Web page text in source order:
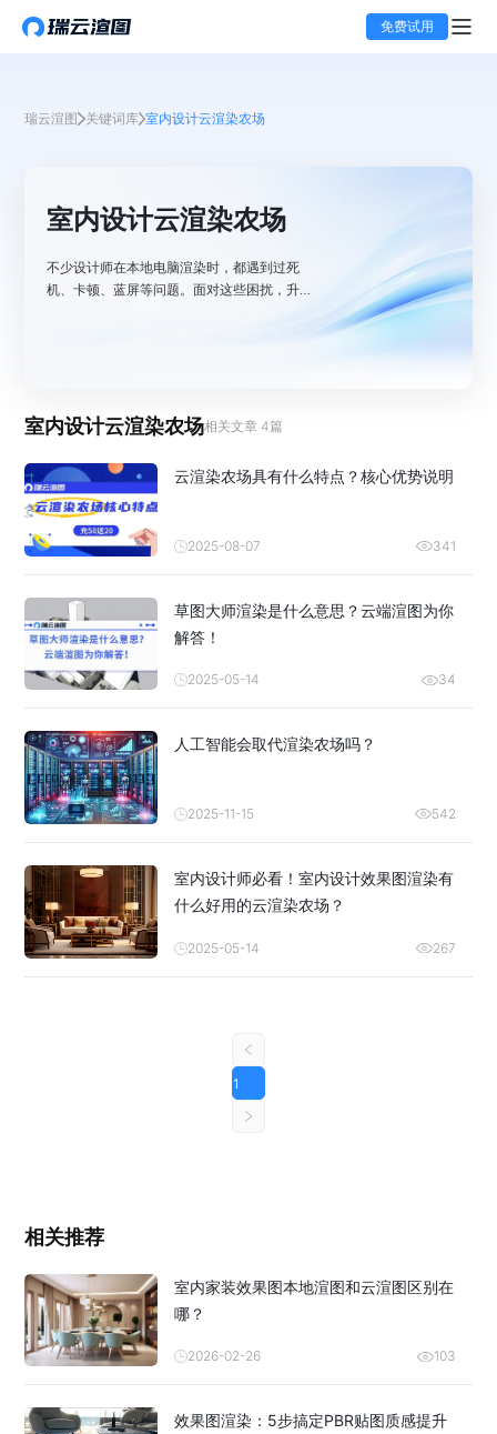
免费试用
瑞云渲图 关键词库 室内设计云渲染农场
室内设计云渲染农场
不少设计师在本地电脑渲染时，都遇到过死
机、卡顿、蓝屏等问题。面对这些困扰，升级
帮助。
室内设计云渲染农场相关文章 4篇
云渲染农场具有什么特点？核心优势说明
2025-08-07 341
草图大师渲染是什么意思？云端渲图为你
解答！
2025-05-14 34
人工智能会取代渲染农场吗？
2025-11-15 542
室内设计师必看！室内设计效果图渲染有
什么好用的云渲染农场？
2025-05-14 267
1
相关推荐
室内家装效果图本地渲图和云渲图区别在
哪？
2026-02-26 103
效果图渲染：5步搞定PBR贴图质感提升